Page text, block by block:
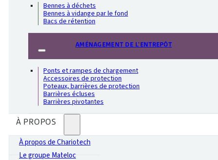
Bennes à déchets
Bennes à vidange par le fond
Bacs de rétention
AMÉNAGEMENT DE L'ENTREPÔT
Ponts et rampes de chargement
Accessoires de protection
Poteaux, barrières de protection
Barrières écluses
Barrières pivotantes
À PROPOS
À propos de Chariotech
Le groupe Mateloc